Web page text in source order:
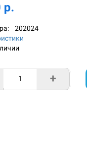
р.
202024
+